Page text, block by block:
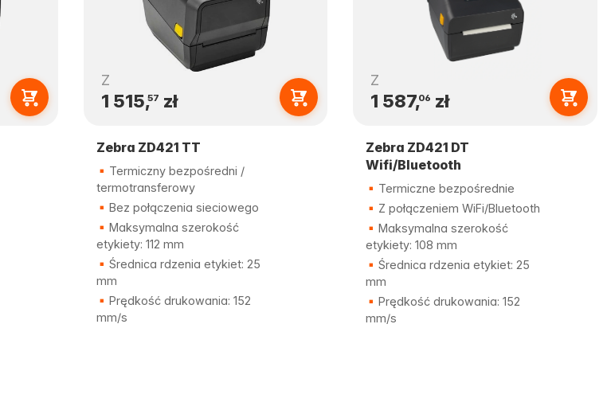
Z
1 515,57 zł
Zebra ZD421 TT
Termiczny bezpośredni /
termotransferowy
Bez połączenia sieciowego
Maksymalna szerokość
etykiety: 112 mm
Średnica rdzenia etykiet: 25
mm
Prędkość drukowania: 152
mm/s
Z
1 587,06 zł
Zebra ZD421 DT
Wifi/Bluetooth
Termiczne bezpośrednie
Z połączeniem WiFi/Bluetooth
Maksymalna szerokość
etykiety: 108 mm
Średnica rdzenia etykiet: 25
mm
Prędkość drukowania: 152
mm/s